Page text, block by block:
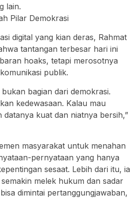
lain.
Pilar Demokrasi
digital yang kian deras, Rahmat
tantangan terbesar hari ini
hoaks, tetapi merosotnya
publik.
bagian dari demokrasi.
kedewasaan. Kalau mau
datanya kuat dan niatnya bersih,”
masyarakat untuk menahan
pernyataan yang hanya
sesaat. Lebih dari itu, ia
melek hukum dan sadar
dimintai pertanggungjawaban,